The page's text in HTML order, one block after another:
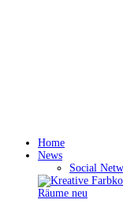
Home
News
Social